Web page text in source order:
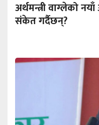
अर्थमन्त्री वाग्लेको
संकेत गर्दैछन्?